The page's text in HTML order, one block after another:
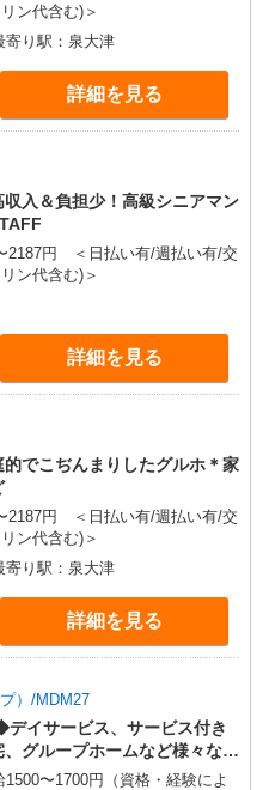
ン代含む)＞
寄り駅：泉大津
詳細を見る
入＆負担少！高級シニアマン
2187円 ＜日払い有/週払い有/交
ン代含む)＞
詳細を見る
でこぢんまりしたグルホ＊家
2187円 ＜日払い有/週払い有/交
ン代含む)＞
寄り駅：泉大津
詳細を見る
）/MDM27
イサービス、サービス付き
グループホームなど様々な勤
す。〜1700円（資格・経験によ